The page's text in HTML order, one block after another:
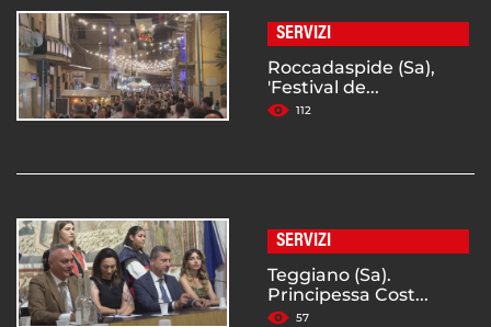
SERVIZI
Roccadaspide (Sa),
'Festival de...
112
SERVIZI
Teggiano (Sa).
Principessa Cost...
57